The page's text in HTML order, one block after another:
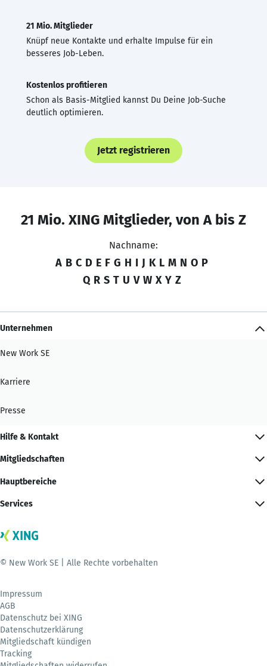
21 Mio. Mitglieder
Knüpf neue Kontakte und erhalte Impulse für ein
besseres Job-Leben.
Kostenlos profitieren
Schon als Basis-Mitglied kannst Du Deine Job-Suche
deutlich optimieren.
Jetzt registrieren
21 Mio. XING Mitglieder, von A bis Z
Nachname:
A B C D E F G H I J K L M N O P
Q R S T U V W X Y Z
Unternehmen
New Work SE
Karriere
Presse
Hilfe & Kontakt
Mitgliedschaften
Hauptbereiche
Services
© New Work SE | Alle Rechte vorbehalten
Impressum
AGB
Datenschutz bei XING
Datenschutzerklärung
Mitgliedschaft kündigen
Tracking